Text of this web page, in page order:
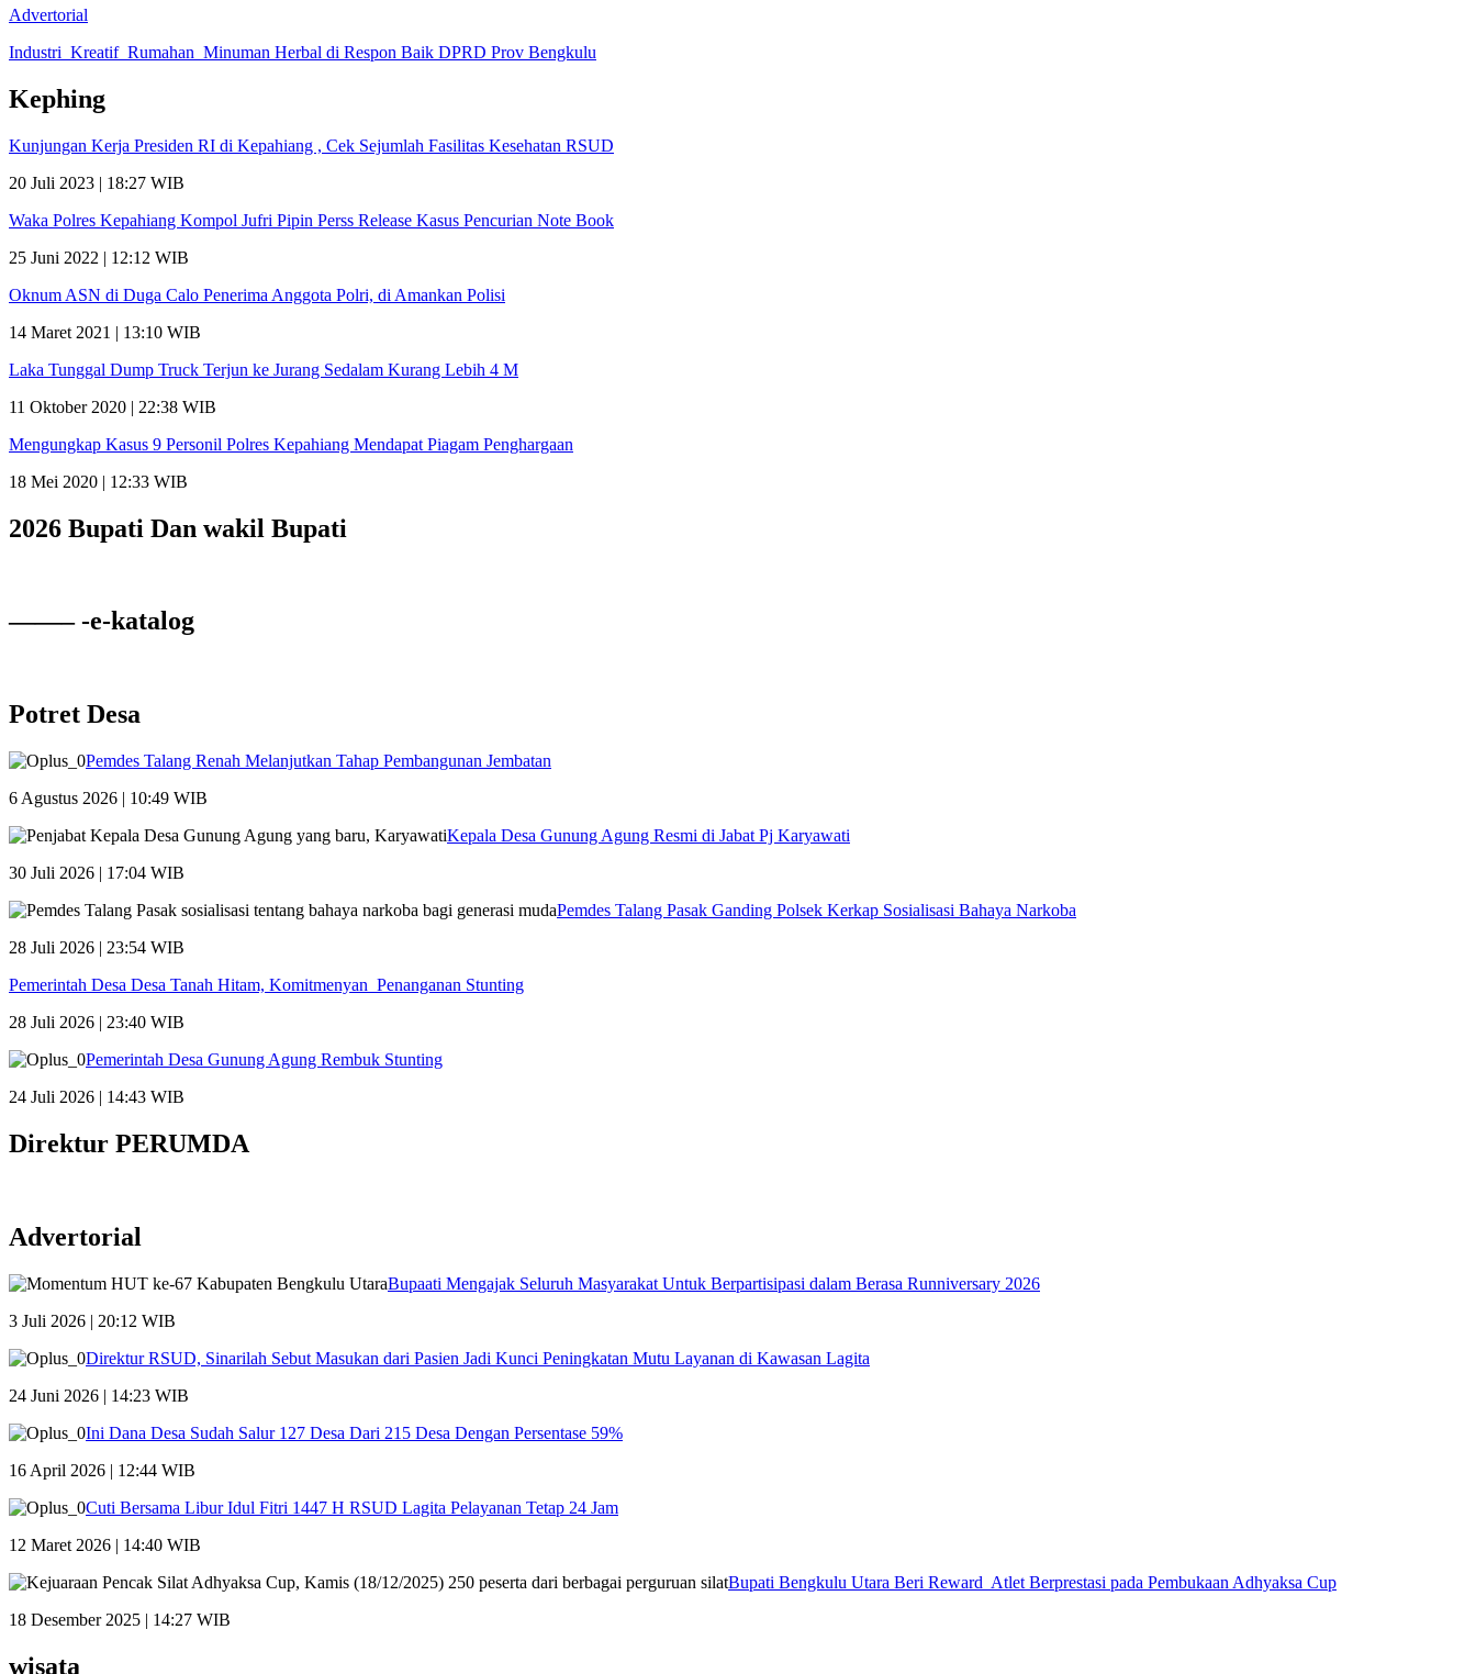
Advertorial
Industri Kreatif Rumahan Minuman Herbal di Respon Baik DPRD Prov Bengkulu
Kephing
Kunjungan Kerja Presiden RI di Kepahiang , Cek Sejumlah Fasilitas Kesehatan RSUD
20 Juli 2023 | 18:27 WIB
Waka Polres Kepahiang Kompol Jufri Pipin Perss Release Kasus Pencurian Note Book
25 Juni 2022 | 12:12 WIB
Oknum ASN di Duga Calo Penerima Anggota Polri, di Amankan Polisi
14 Maret 2021 | 13:10 WIB
Laka Tunggal Dump Truck Terjun ke Jurang Sedalam Kurang Lebih 4 M
11 Oktober 2020 | 22:38 WIB
Mengungkap Kasus 9 Personil Polres Kepahiang Mendapat Piagam Penghargaan
18 Mei 2020 | 12:33 WIB
2026 Bupati Dan wakil Bupati
——– -e-katalog
Potret Desa
Pemdes Talang Renah Melanjutkan Tahap Pembangunan Jembatan
6 Agustus 2026 | 10:49 WIB
Kepala Desa Gunung Agung Resmi di Jabat Pj Karyawati
30 Juli 2026 | 17:04 WIB
Pemdes Talang Pasak Ganding Polsek Kerkap Sosialisasi Bahaya Narkoba
28 Juli 2026 | 23:54 WIB
Pemerintah Desa Desa Tanah Hitam, Komitmenyan Penanganan Stunting
28 Juli 2026 | 23:40 WIB
Pemerintah Desa Gunung Agung Rembuk Stunting
24 Juli 2026 | 14:43 WIB
Direktur PERUMDA
Advertorial
Bupaati Mengajak Seluruh Masyarakat Untuk Berpartisipasi dalam Berasa Runniversary 2026
3 Juli 2026 | 20:12 WIB
Direktur RSUD, Sinarilah Sebut Masukan dari Pasien Jadi Kunci Peningkatan Mutu Layanan di Kawasan Lagita
24 Juni 2026 | 14:23 WIB
Ini Dana Desa Sudah Salur 127 Desa Dari 215 Desa Dengan Persentase 59%
16 April 2026 | 12:44 WIB
Cuti Bersama Libur Idul Fitri 1447 H RSUD Lagita Pelayanan Tetap 24 Jam
12 Maret 2026 | 14:40 WIB
Bupati Bengkulu Utara Beri Reward Atlet Berprestasi pada Pembukaan Adhyaksa Cup
18 Desember 2025 | 14:27 WIB
wisata